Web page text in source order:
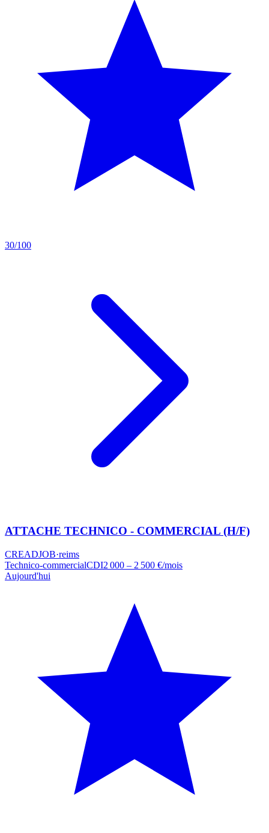
30/100
ATTACHE TECHNICO - COMMERCIAL (H/F)
CREADJOB·reims
Technico-commercialCDI2 000 – 2 500 €/mois
Aujourd'hui